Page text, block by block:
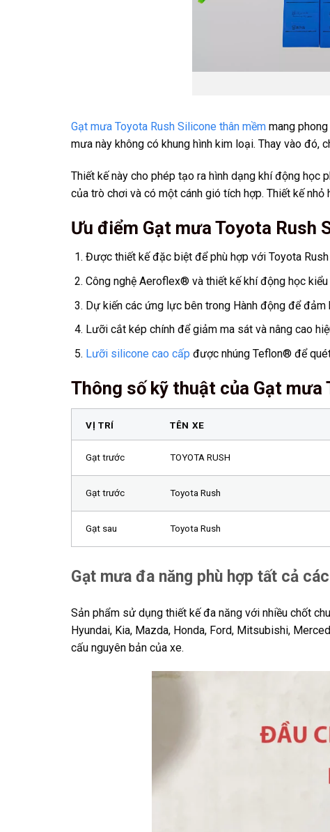
Gạt mưa Toyota Rush Silicone thân mềm mang
mưa này không có khung hình kim loại. Thay vào
Thiết kế này cho phép tạo ra hình dạng khí động
của trò chơi và có một cánh gió tích hợp. Thiết kế
Ưu điểm Gạt mưa Toyota Rush
Được thiết kế đặc biệt để phù hợp với Toyota Rush
Công nghệ Aeroflex® và thiết kế khí động học
Dự kiến các ứng lực bên trong Hành động để
Lưỡi cắt kép chính để giảm ma sát và nâng cao
Lưỡi silicone cao cấp được nhúng Teflon® để
Thông số kỹ thuật của Gạt
VỊ TRÍ TÊN XE
Gạt trước TOYOTA RUSH
Gạt trước Toyota Rush
Gạt sau Toyota Rush
Gạt mưa đa năng phù hợp tất cả
Sản phẩm sử dụng thiết kế đa năng với nhiều chốt
Hyundai, Kia, Mazda, Honda, Ford, Mitsubishi,
cấu nguyên bản của xe.